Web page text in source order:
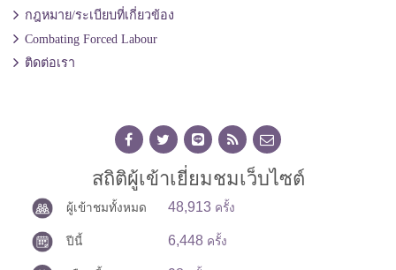
กฎหมาย/ระเบียบที่เกี่ยวข้อง
Combating Forced Labour
ติดต่อเรา
สถิติผู้เข้าเยี่ยมชมเว็บไซต์
ผู้เข้าชมทั้งหมด 48,913 ครั้ง
ปีนี้ 6,448 ครั้ง